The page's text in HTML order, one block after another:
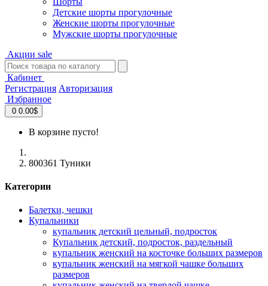
Детские шорты прогулочные
Женские шорты прогулочные
Мужские шорты прогулочные
Акции sale
Кабинет
Регистрация Авторизация
Избранное
0 0.00$
В корзине пусто!
800361 Туники
Категории
Балетки, чешки
Купальники
купальник детский цельный, подросток
Купальник детский, подросток, раздельный
купальник женский на косточке больших размеров
купальник женский на мягкой чашке больших
размеров